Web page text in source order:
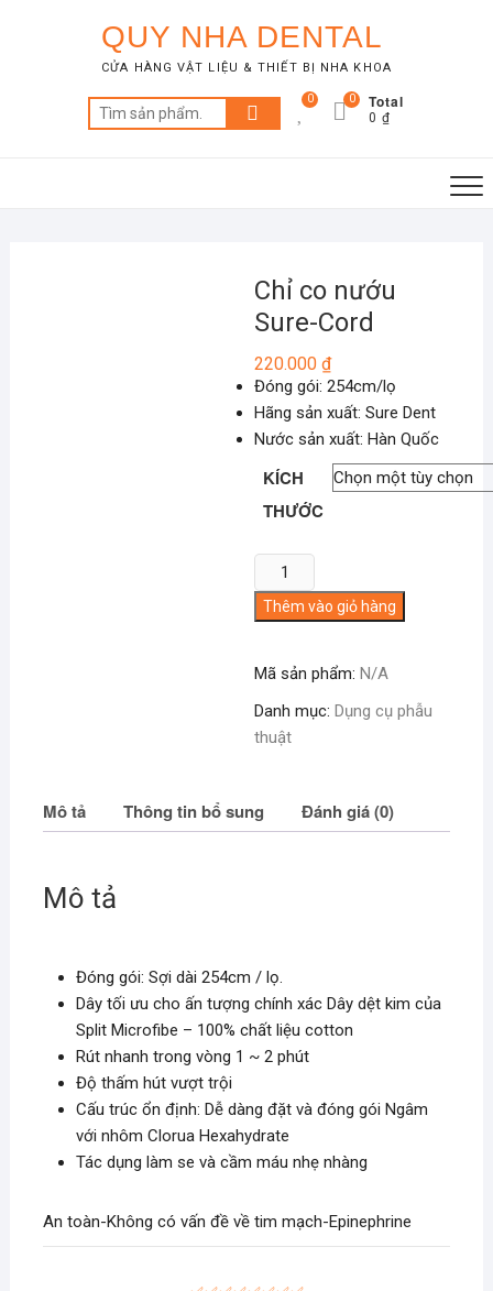
QUY NHA DENTAL
CỬA HÀNG VẬT LIỆU & THIẾT BỊ NHA KHOA
Tìm
kiếm:
0 Total
0 ₫
0
Chỉ co nướu
Sure-Cord
220.000₫
Đóng gói: 254cm/lọ
Hãng sản xuất: Sure Dent
Nước sản xuất: Hàn Quốc
KÍCH
THƯỚC
co
nướu
Cord
Thêm vào giỏ hàng
Mã sản phẩm:N/A
Danh mục:Dụng cụ phẫu
thuật
Mô tả Thông tin bổ sung Đánh giá (0)
Mô tả
Đóng gói: Sợi dài 254cm / lọ.
Dây tối ưu cho ấn tượng chính xác Dây dệt kim của
Split Microfibe – 100% chất liệu cotton
Rút nhanh trong vòng 1 ~ 2 phút
Độ thấm hút vượt trội
Cấu trúc ổn định: Dễ dàng đặt và đóng gói Ngâm
với nhôm Clorua Hexahydrate
Tác dụng làm se và cầm máu nhẹ nhàng
An toàn-Không có vấn đề về tim mạch-Epinephrine